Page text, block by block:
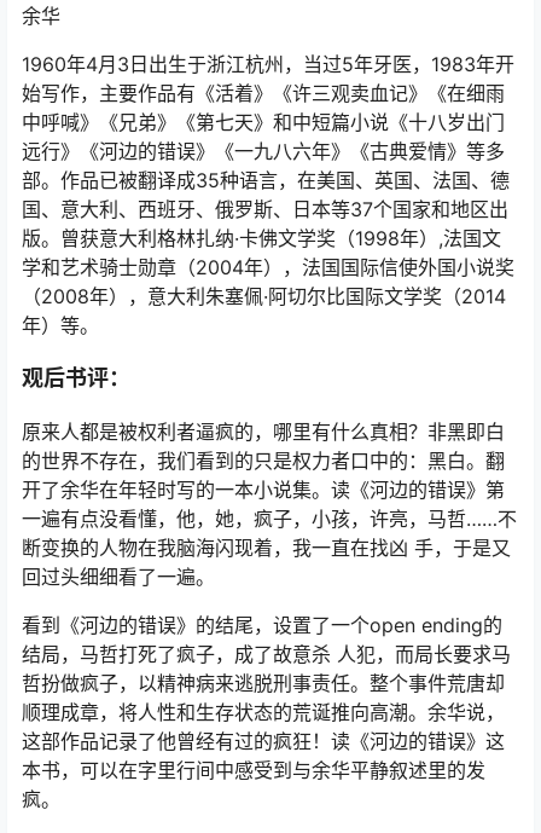
余华
1960年4月3日出生于浙江杭州，当过5年牙医，1983年开
始写作，主要作品有《活着》《许三观卖血记》《在细雨
中呼喊》《兄弟》《第七天》和中短篇小说《十八岁出门
远行》《河边的错误》《一九八六年》《古典爱情》等多
部。作品已被翻译成35种语言，在美国、英国、法国、德
国、意大利、西班牙、俄罗斯、日本等37个国家和地区出
版。曾获意大利格林扎纳·卡佛文学奖（1998年）,法国文
学和艺术骑士勋章（2004年），法国国际信使外国小说奖
（2008年），意大利朱塞佩·阿切尔比国际文学奖（2014
年）等。
观后书评：
原来人都是被权利者逼疯的，哪里有什么真相？非黑即白
的世界不存在，我们看到的只是权力者口中的：黑白。翻
开了余华在年轻时写的一本小说集。读《河边的错误》第
一遍有点没看懂，他，她，疯子，小孩，许亮，马哲……不
断变换的人物在我脑海闪现着，我一直在找凶 手，于是又
回过头细细看了一遍。
看到《河边的错误》的结尾，设置了一个open ending的
结局，马哲打死了疯子，成了故意杀 人犯，而局长要求马
哲扮做疯子，以精神病来逃脱刑事责任。整个事件荒唐却
顺理成章，将人性和生存状态的荒诞推向高潮。余华说，
这部作品记录了他曾经有过的疯狂！读《河边的错误》这
本书，可以在字里行间中感受到与余华平静叙述里的发
疯。